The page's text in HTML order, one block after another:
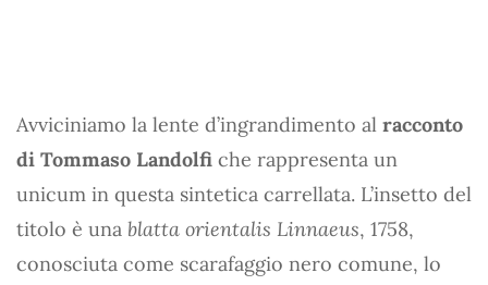
Avviciniamo la lente d’ingrandimento al racconto
di Tommaso Landolfi che rappresenta un
unicum in questa sintetica carrellata. L’insetto del
titolo è una blatta orientalis Linnaeus, 1758,
conosciuta come scarafaggio nero comune, lo